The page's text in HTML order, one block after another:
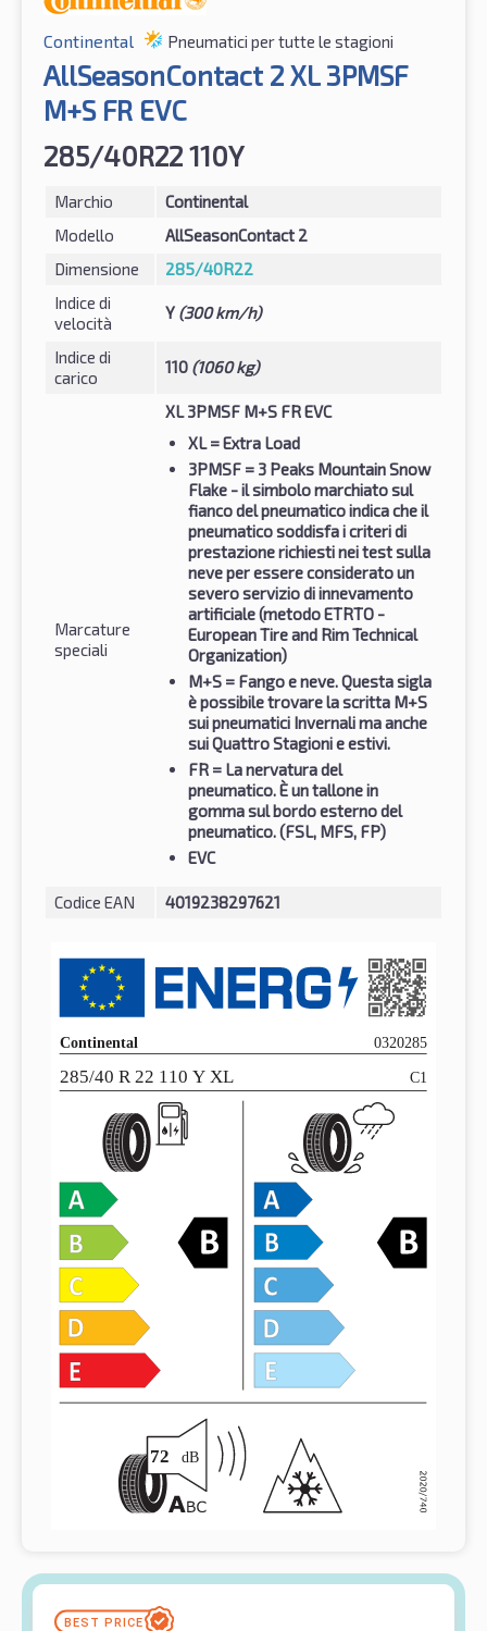
Continental Pneumatici per tutte le stagioni
AllSeasonContact 2 XL 3PMSF
M+S FR EVC
285/40R22 110Y
Marchio
Continental
Modello
AllSeasonContact 2
Dimensione
285/40R22
Indice di
velocità
Y (300 km/h)
Indice di
carico
110 (1060 kg)
Marcature
speciali
XL 3PMSF M+S FR EVC
XL= Extra Load
3PMSF = 3 Peaks Mountain Snow
Flake - il simbolo marchiato sul
fianco del pneumatico indica che il
pneumatico soddisfa i criteri di
prestazione richiesti nei test sulla
neve per essere considerato un
severo servizio di innevamento
artificiale (metodo ETRTO -
European Tire and Rim Technical
Organization)
M+S = Fango e neve. Questa sigla
è possibile trovare la scritta M+S
sui pneumatici Invernali ma anche
sui Quattro Stagioni e estivi.
FR = La nervatura del
pneumatico. È un tallone in
gomma sul bordo esterno del
pneumatico. (FSL, MFS, FP)
EVC
Codice EAN 4019238297621